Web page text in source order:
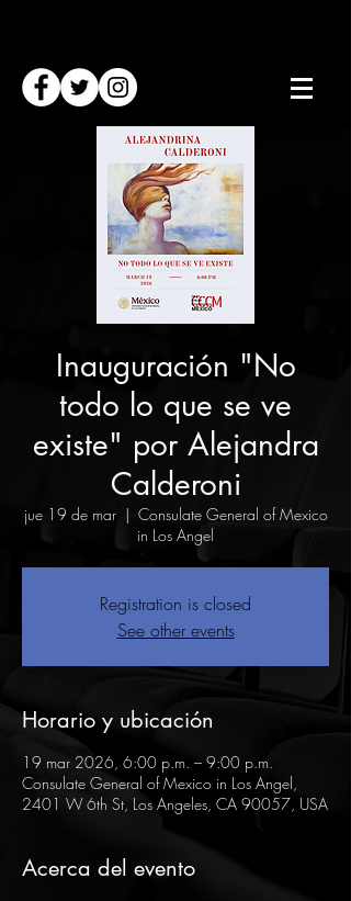
Inauguración "No
todo lo que se ve
existe" por Alejandra
Calderoni
jue 19 de mar
  |
Consulate General of Mexico
in Los Angel
Registration is closed
See other events
Horario y ubicación
19 mar 2026, 6:00 p.m. – 9:00 p.m.
Consulate General of Mexico in Los Angel,
2401 W 6th St, Los Angeles, CA 90057, USA
Acerca del evento